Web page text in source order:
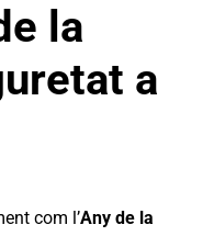
la
a
com l’Any de la